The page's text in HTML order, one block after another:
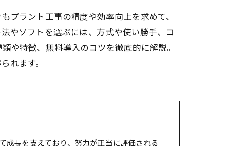
プラント工事の精度や効率向上を求めて、
やソフトを選ぶには、方式や使い勝手、コ
や特徴、無料導入のコツを徹底的に解説。
れます。
成長を支えており、努力が正当に評価される